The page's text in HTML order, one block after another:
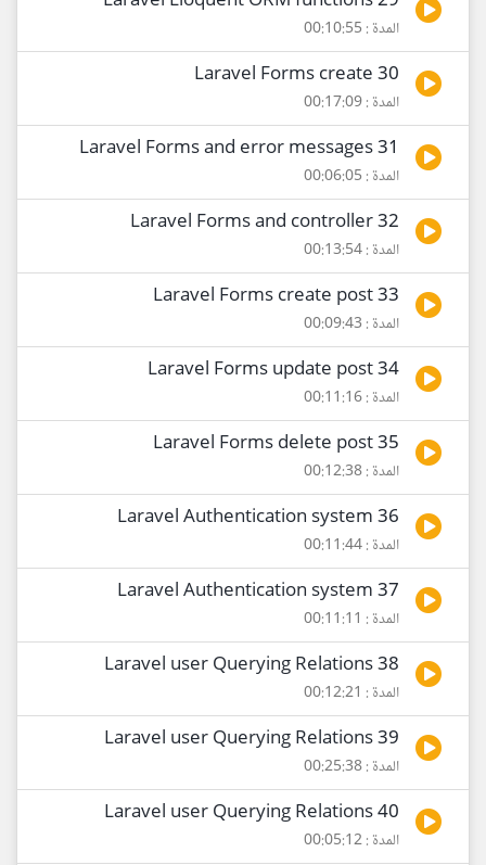
المدة : 00:10:55
30 Laravel Forms create
المدة : 00:17:09
31 Laravel Forms and error messages
المدة : 00:06:05
32 Laravel Forms and controller
المدة : 00:13:54
33 Laravel Forms create post
المدة : 00:09:43
34 Laravel Forms update post
المدة : 00:11:16
35 Laravel Forms delete post
المدة : 00:12:38
36 Laravel Authentication system
المدة : 00:11:44
37 Laravel Authentication system
المدة : 00:11:11
38 Laravel user Querying Relations
المدة : 00:12:21
39 Laravel user Querying Relations
المدة : 00:25:38
40 Laravel user Querying Relations
المدة : 00:05:12